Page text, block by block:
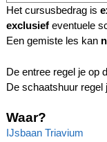
Het cursusbedrag is
exclusiefeventuele
Een gemiste les kan
De entree regel je op
De schaatshuur regel
Waar?
IJsbaan Triavium